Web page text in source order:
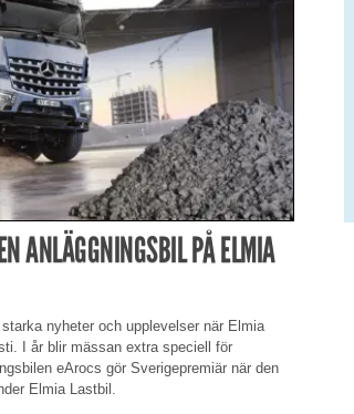
ANLÄGGNINGSBIL PÅ ELMIA
nyheter och upplevelser när Elmia
I år blir mässan extra speciell för
eArocs gör Sverigepremiär när den
Elmia Lastbil.